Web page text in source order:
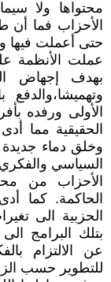
محتواها ولا
الأحزاب فما
حتى أعملت فيها
عملت الأنظمة
بهدف إجهاض
الأولى ورفده
الحقيقية مما
وخلق دماء جديدة
السياسي
الأحزاب من
الحاكمة. كما
الحزبية الى
بتلك البرامج
عن الالتزام
للتطوير حسب